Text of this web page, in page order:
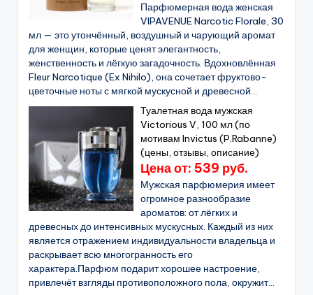
Парфюмерная вода женская
VIPAVENUE Narcotic Florale, 30
мл — это утончённый, воздушный и чарующий аромат
для женщин, которые ценят элегантность,
женственность и лёгкую загадочность. Вдохновлённая
Fleur Narcotique (Ex Nihilo), она сочетает фруктово-
цветочные ноты с мягкой мускусной и древесной...
Туалетная вода мужская
Victorious V, 100 мл (по
мотивам Invictus (P.Rabanne)
(цены, отзывы, описание)
Цена от: 539 руб.
Мужская парфюмерия имеет
огромное разнообразие
ароматов: от лёгких и
древесных до интенсивных мускусных. Каждый из них
является отражением индивидуальности владельца и
раскрывает всю многогранность его
характера.Парфюм подарит хорошее настроение,
привлечёт взгляды противоположного пола, окружит...